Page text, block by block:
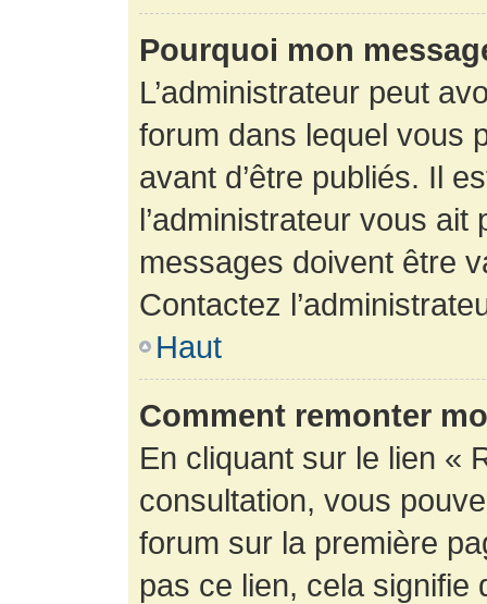
Pourquoi mon
L’administrateur peut
forum dans lequel vous
avant d’être publiés. Il
l’administrateur vous
messages doivent être
Contactez
Haut
Comment remonter
En cliquant sur le lien «
consultation, vous
forum sur la première
pas ce lien, cela signifie